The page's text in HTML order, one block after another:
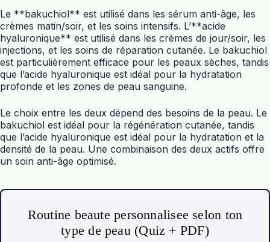
Le **bakuchiol** est utilisé dans les sérum anti-âge, les
crèmes matin/soir, et les soins intensifs. L’**acide
hyaluronique** est utilisé dans les crèmes de jour/soir, les
injections, et les soins de réparation cutanée. Le bakuchiol
est particulièrement efficace pour les peaux sèches, tandis
que l’acide hyaluronique est idéal pour la hydratation
profonde et les zones de peau sanguine.
Le choix entre les deux dépend des besoins de la peau. Le
bakuchiol est idéal pour la régénération cutanée, tandis
que l’acide hyaluronique est idéal pour la hydratation et la
densité de la peau. Une combinaison des deux actifs offre
un soin anti-âge optimisé.
Routine beaute personnalisee selon ton
type de peau (Quiz + PDF)